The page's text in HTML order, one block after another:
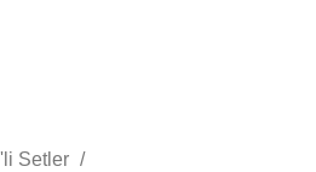
Setler